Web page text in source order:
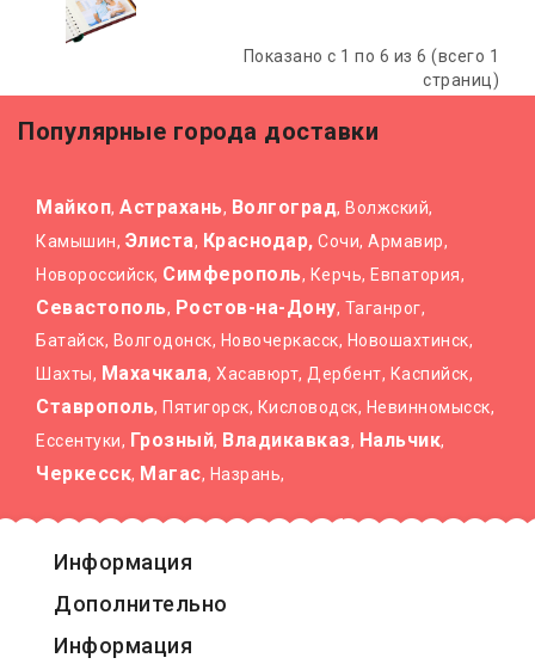
Показано с 1 по 6 из 6 (всего 1
страниц)
Популярные города доставки
Майкоп, Астрахань, Волгоград, Волжский,
Камышин, Элиста, Краснодар, Сочи, Армавир,
Новороссийск, Симферополь, Керчь, Евпатория,
Севастополь, Ростов-на-Дону, Таганрог,
Батайск, Волгодонск, Новочеркасск, Новошахтинск,
Шахты, Махачкала, Хасавюрт, Дербент, Каспийск,
Ставрополь, Пятигорск, Кисловодск, Невинномысск,
Ессентуки, Грозный, Владикавказ, Нальчик,
Черкесск, Магас, Назрань,
Информация
Дополнительно
Информация